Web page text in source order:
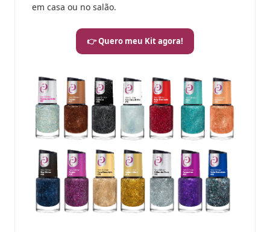
em casa ou no salão.
👉 Quero meu Kit agora!